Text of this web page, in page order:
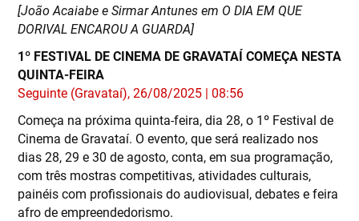
[João Acaiabe e Sirmar Antunes em O DIA EM QUE
DORIVAL ENCAROU A GUARDA]
1º FESTIVAL DE CINEMA DE GRAVATAÍ COMEÇA NESTA
QUINTA-FEIRA
Seguinte (Gravataí), 26/08/2025 | 08:56
Começa na próxima quinta-feira, dia 28, o 1º Festival de
Cinema de Gravataí. O evento, que será realizado nos
dias 28, 29 e 30 de agosto, conta, em sua programação,
com três mostras competitivas, atividades culturais,
painéis com profissionais do audiovisual, debates e feira
afro de empreendedorismo.